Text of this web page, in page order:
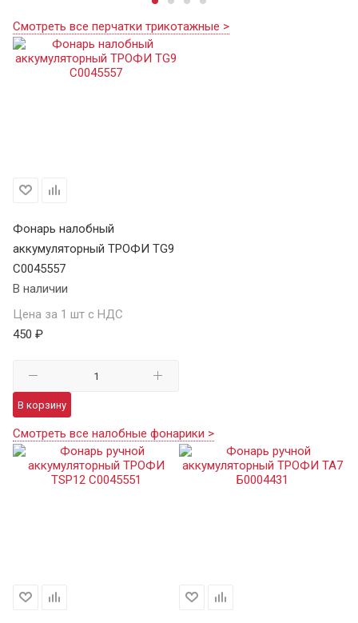
Смотреть все перчатки трикотажные >
Фонарь налобный
аккумуляторный ТРОФИ TG9
C0045557
В наличии
Цена за 1 шт с НДС
450 ₽
В корзину
Смотреть все налобные фонарики >